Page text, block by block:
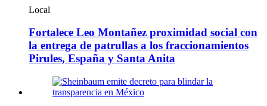
Local
Fortalece Leo Montañez proximidad social con
la entrega de patrullas a los fraccionamientos
Pirules, España y Santa Anita